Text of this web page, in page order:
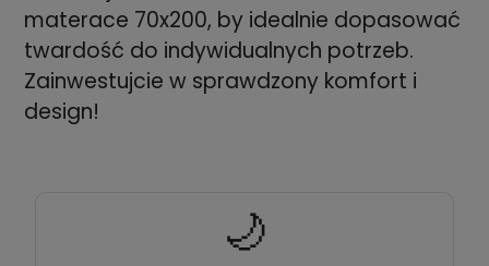
materace 70x200, by idealnie dopasować
twardość do indywidualnych potrzeb.
Zainwestujcie w sprawdzony komfort i
design!
🌙